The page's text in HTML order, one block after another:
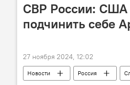
СВР России: США
подчинить себе
27 ноября 2024, 12:02
Новости Россия